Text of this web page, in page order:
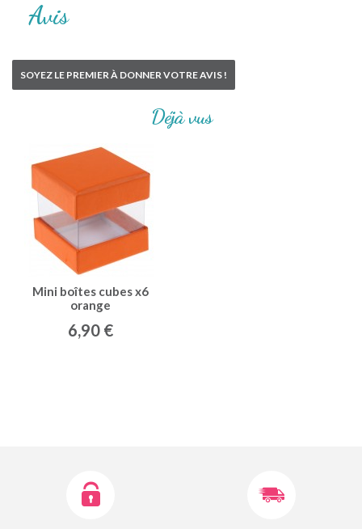
Avis
SOYEZ LE PREMIER À DONNER VOTRE AVIS !
Déjà vus
Mini boîtes cubes x6
orange
6,90 €